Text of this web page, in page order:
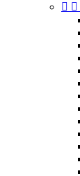
 